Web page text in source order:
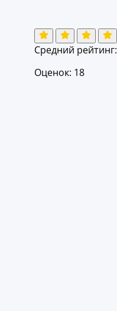
Средний рейтинг:
Оценок: 18